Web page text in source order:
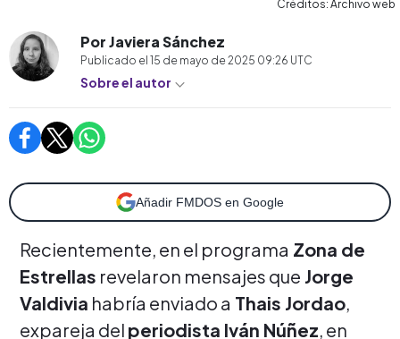
Créditos: Archivo web
Por Javiera Sánchez
Publicado el 15 de mayo de 2025 09:26 UTC
Sobre el autor
Añadir FMDOS en Google
Recientemente, en el programa Zona de
Estrellas revelaron mensajes que Jorge
Valdivia habría enviado a Thais Jordao,
expareja del periodista Iván Núñez, en